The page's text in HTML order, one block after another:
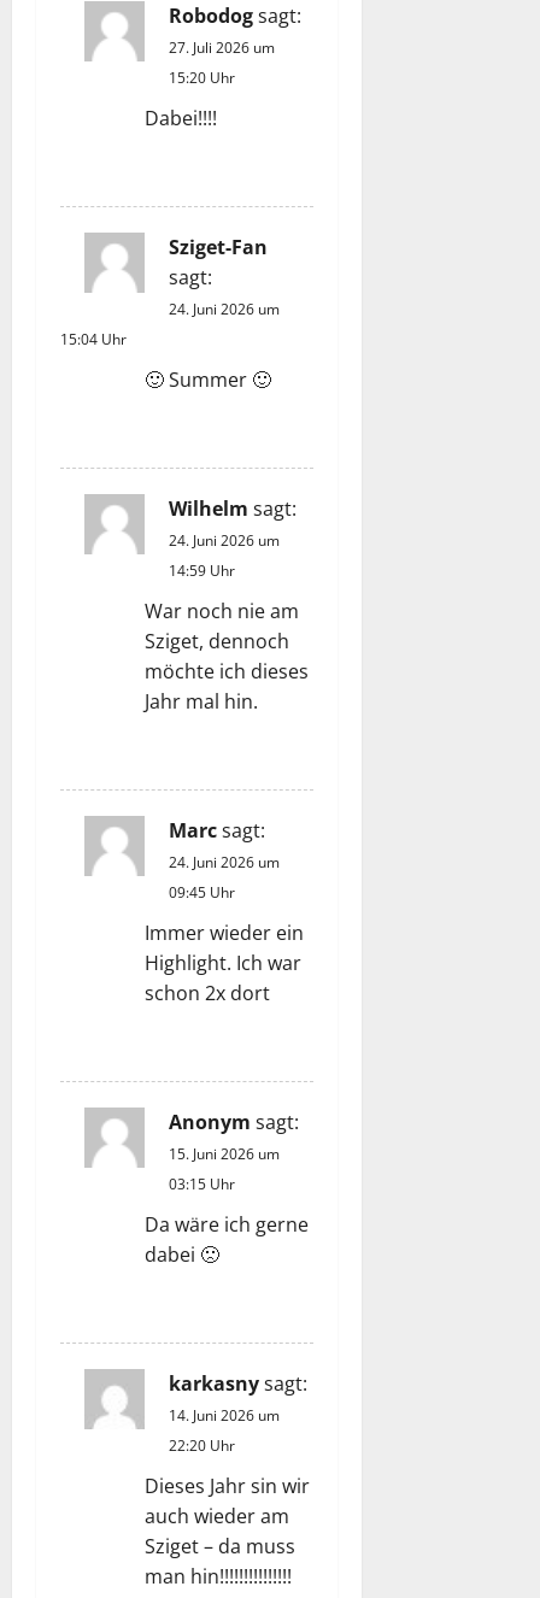
Robodogsagt:
27. Juli 2026 um
15:20 Uhr
Dabei!!!!
Sziget-Fan
sagt:
24. Juni 2026 um
15:04 Uhr
🙂 Summer 🙂
Wilhelm sagt:
24. Juni 2026 um
14:59 Uhr
War noch nie am
Sziget, dennoch
möchte ich dieses
Jahr mal hin.
Marcsagt:
24. Juni 2026 um
09:45 Uhr
Immer wieder ein
Highlight. Ich war
schon 2x dort
Anonym sagt:
15. Juni 2026 um
03:15 Uhr
Da wäre ich gerne
dabei 🙁
karkasnysagt:
14. Juni 2026 um
22:20 Uhr
Dieses Jahr sin wir
auch wieder am
Sziget – da muss
man hin!!!!!!!!!!!!!!!